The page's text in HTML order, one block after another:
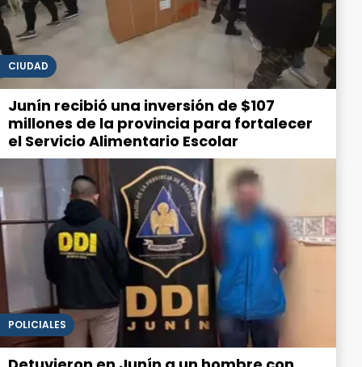
CIUDAD
Junín recibió una inversión de $107
millones de la provincia para fortalecer
el Servicio Alimentario Escolar
POLICIALES